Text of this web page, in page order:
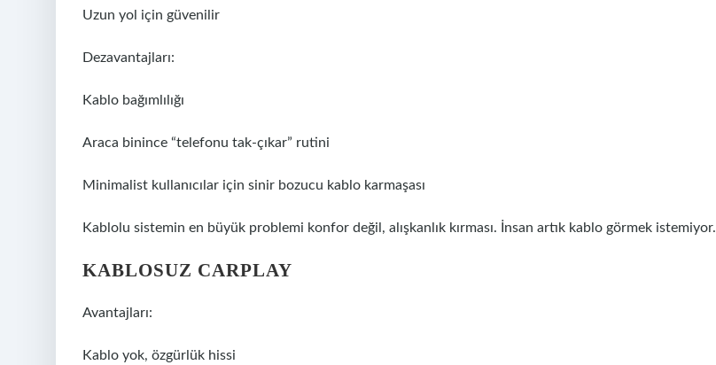
Uzun yol için güvenilir
Dezavantajları:
Kablo bağımlılığı
Araca binince “telefonu tak-çıkar” rutini
Minimalist kullanıcılar için sinir bozucu kablo karmaşası
Kablolu sistemin en büyük problemi konfor değil, alışkanlık kırması. İnsan artık kablo görmek istemiyor.
KABLOSUZ CARPLAY
Avantajları:
Kablo yok, özgürlük hissi